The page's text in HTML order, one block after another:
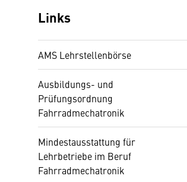
Links
AMS Lehrstellenbörse
Ausbildungs- und
Prüfungsordnung
Fahrradmechatronik
Mindestausstattung für
Lehrbetriebe im Beruf
Fahrradmechatronik